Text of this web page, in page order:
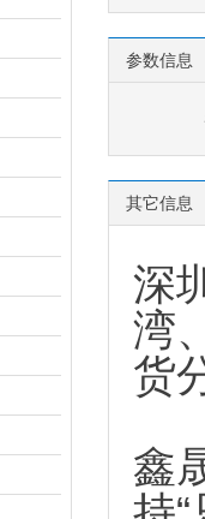
参数信息
其它信息
深
湾
货
鑫